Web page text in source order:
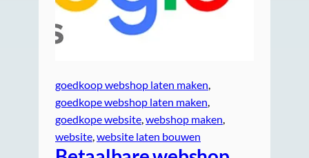
goedkoop webshop laten maken
goedkope webshop laten maken
goedkope website, webshop maken
website, website laten bouwen